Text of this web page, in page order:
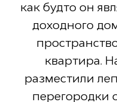
как будто он
доходного
квартира.
разместили
перегородки